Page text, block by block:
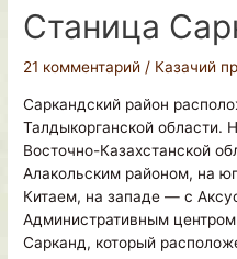
Станица
21 комментарий / Казачий
Саркандский район
Талдыкорганской области.
Восточно-Казахстанской
Алакольским районом, на
Китаем, на западе — с
Административным
Сарканд, который